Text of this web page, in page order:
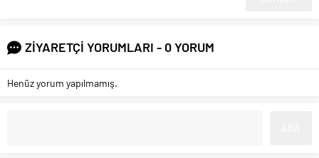
ZİYARETÇİ YORUMLARI - 0 YORUM
Henüz yorum yapılmamış.